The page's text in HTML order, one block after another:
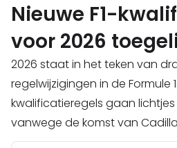
Nieuwe F1-
voor 2026
2026 staat in het teken van
regelwijzigingen in de Formule
kwalificatieregels gaan
vanwege de komst van